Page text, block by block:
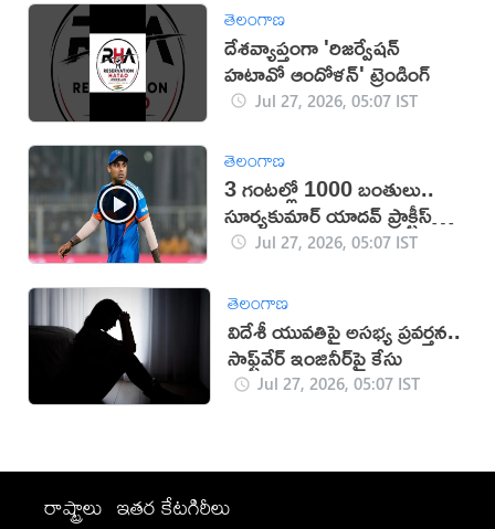
తెలంగాణ
దేశవ్యాప్తంగా 'రిజర్వేషన్
హటావో ఆందోళన్' ట్రెండింగ్
Jul 27, 2026, 05:07 IST
తెలంగాణ
3 గంటల్లో 1000 బంతులు..
సూర్యకుమార్ యాదవ్ ప్రాక్టీస్
వీడియో వైరల్
Jul 27, 2026, 05:07 IST
తెలంగాణ
విదేశీ యువతిపై అసభ్య ప్రవర్తన..
సాఫ్ట్‌వేర్ ఇంజినీర్‌పై కేసు
Jul 27, 2026, 05:07 IST
రాష్ట్రాలు ఇతర కేటగిరీలు